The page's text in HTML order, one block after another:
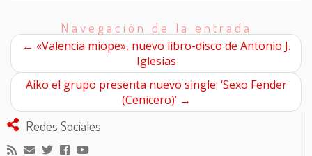
Navegación de la entrada
← «Valencia miope», nuevo libro-disco de Antonio J.
Iglesias
Aiko el grupo presenta nuevo single: ‘Sexo Fender
(Cenicero)’ →
Redes Sociales